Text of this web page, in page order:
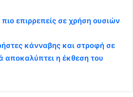
πιο επιρρεπείς σε χρήση ουσιών
κάνναβης και στροφή σε
αποκαλύπτει η έκθεση του